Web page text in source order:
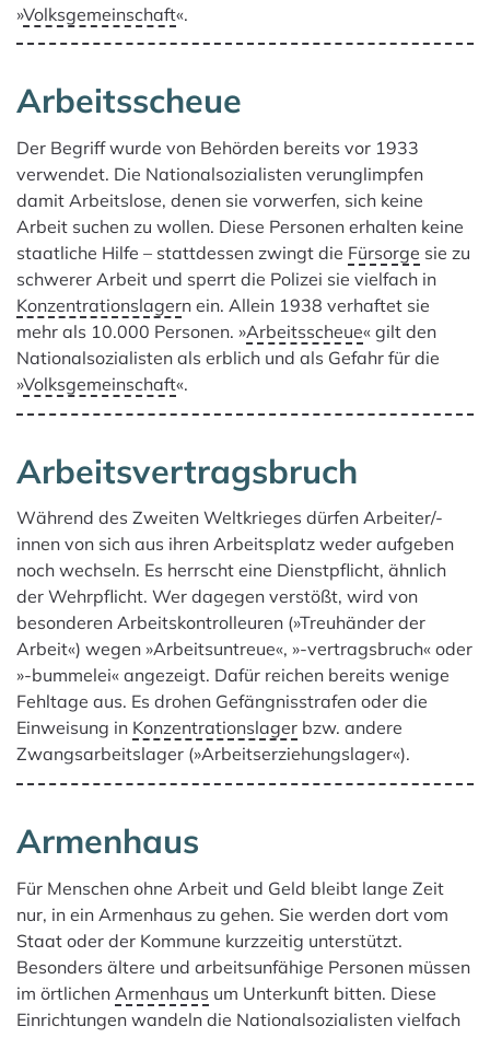
»Volksgemeinschaft«.
Arbeitsscheue
Der Begriff wurde von Behörden bereits vor 1933
verwendet. Die Nationalsozialisten verunglimpfen
damit Arbeitslose, denen sie vorwerfen, sich keine
Arbeit suchen zu wollen. Diese Personen erhalten keine
staatliche Hilfe – stattdessen zwingt die Fürsorge sie zu
schwerer Arbeit und sperrt die Polizei sie vielfach in
Konzentrationslagern ein. Allein 1938 verhaftet sie
mehr als 10.000 Personen. »Arbeitsscheue« gilt den
Nationalsozialisten als erblich und als Gefahr für die
»Volksgemeinschaft«.
Arbeitsvertragsbruch
Während des Zweiten Weltkrieges dürfen Arbeiter/-
innen von sich aus ihren Arbeitsplatz weder aufgeben
noch wechseln. Es herrscht eine Dienstpflicht, ähnlich
der Wehrpflicht. Wer dagegen verstößt, wird von
besonderen Arbeitskontrolleuren (»Treuhänder der
Arbeit«) wegen »Arbeitsuntreue«, »-vertragsbruch« oder
»-bummelei« angezeigt. Dafür reichen bereits wenige
Fehltage aus. Es drohen Gefängnisstrafen oder die
Einweisung in Konzentrationslager bzw. andere
Zwangsarbeitslager (»Arbeitserziehungslager«).
Armenhaus
Für Menschen ohne Arbeit und Geld bleibt lange Zeit
nur, in ein Armen­haus zu gehen. Sie werden dort vom
Staat oder der Kommune kurzzeitig unterstützt.
Besonders ältere und arbeitsunfähige Personen müssen
im örtlichen Armenhaus um Unterkunft bitten. Diese
Einrichtungen wandeln die Nationalsozialisten vielfach